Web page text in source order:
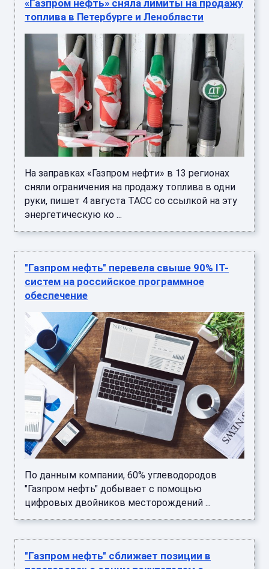
«Газпром нефть» сняла лимиты на продажу
топлива в Петербурге и Ленобласти
На заправках «Газпром нефти» в 13 регионах
сняли ограничения на продажу топлива в одни
руки, пишет 4 августа ТАСС со ссылкой на эту
энергетическую ко ...
"Газпром нефть" перевела свыше 90% IТ-
систем на российское программное
обеспечение
По данным компании, 60% углеводородов
"Газпром нефть" добывает с помощью
цифровых двойников месторождений ...
"Газпром нефть" сближает позиции в